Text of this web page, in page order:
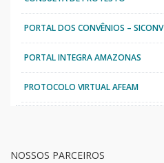
PORTAL DOS CONVÊNIOS – SICONV
PORTAL INTEGRA AMAZONAS
PROTOCOLO VIRTUAL AFEAM
NOSSOS PARCEIROS